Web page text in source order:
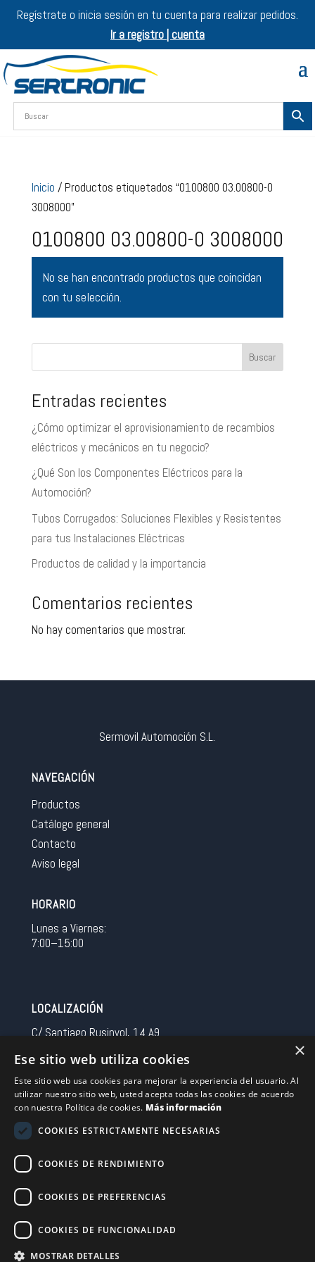
Regístrate o inicia sesión en tu cuenta para realizar pedidos.
Ir a registro | cuenta
Inicio / Productos etiquetados “0100800 03.00800-0
3008000”
0100800 03.00800-0 3008000
No se han encontrado productos que coincidan
con tu selección.
Buscar
Entradas recientes
¿Cómo optimizar el aprovisionamiento de recambios
eléctricos y mecánicos en tu negocio?
¿Qué Son los Componentes Eléctricos para la
Automoción?
Tubos Corrugados: Soluciones Flexibles y Resistentes
para tus Instalaciones Eléctricas
Productos de calidad y la importancia
Comentarios recientes
No hay comentarios que mostrar.
Sermovil Automoción S.L.
NAVEGACIÓN
Productos
Catálogo general
Contacto
Aviso legal
HORARIO
Lunes a Viernes:
7:00–15:00
LOCALIZACIÓN
C/ Santiago Rusinyol, 14 A9
Spain
CONTACTO
Tel 0034 93 713 37 30
sermovil@sertronic.es
Acceso intranet para representantes
×
Ese sitio web utiliza cookies
Este sitio web usa cookies para mejorar la experiencia del usuario. Al
utilizar nuestro sitio web, usted acepta todas las cookies de acuerdo
con nuestra Política de cookies. Más información
COOKIES ESTRICTAMENTE NECESARIAS
COOKIES DE RENDIMIENTO
COOKIES DE PREFERENCIAS
COOKIES DE FUNCIONALIDAD
MOSTRAR DETALLES